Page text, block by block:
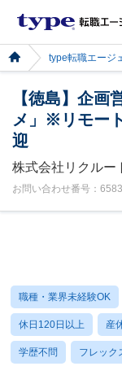
type転職エージ
【徳島】企画
メ」※リモー
迎
株式会社リクルー
お問い合わせ番号：
職種・業界未経験OK
休日120日以上 産
学歴不問 フレック